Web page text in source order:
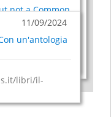
un'antologia
not a Common
in Mixed